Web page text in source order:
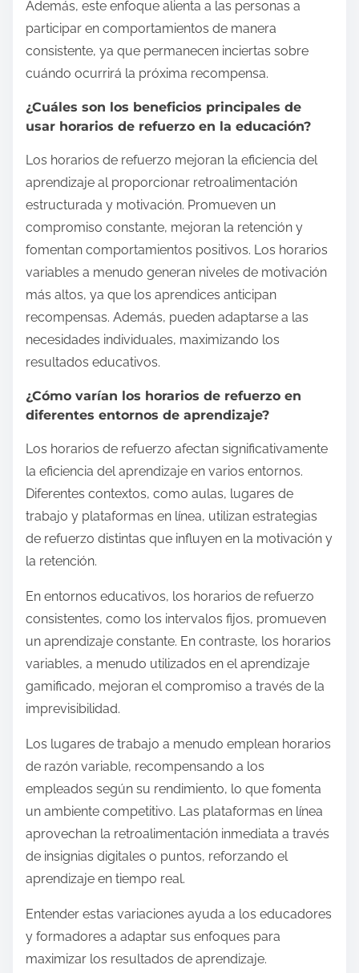
Además, este enfoque alienta a las personas a
participar en comportamientos de manera
consistente, ya que permanecen inciertas sobre
cuándo ocurrirá la próxima recompensa.
¿Cuáles son los beneficios principales de
usar horarios de refuerzo en la educación?
Los horarios de refuerzo mejoran la eficiencia del
aprendizaje al proporcionar retroalimentación
estructurada y motivación. Promueven un
compromiso constante, mejoran la retención y
fomentan comportamientos positivos. Los horarios
variables a menudo generan niveles de motivación
más altos, ya que los aprendices anticipan
recompensas. Además, pueden adaptarse a las
necesidades individuales, maximizando los
resultados educativos.
¿Cómo varían los horarios de refuerzo en
diferentes entornos de aprendizaje?
Los horarios de refuerzo afectan significativamente
la eficiencia del aprendizaje en varios entornos.
Diferentes contextos, como aulas, lugares de
trabajo y plataformas en línea, utilizan estrategias
de refuerzo distintas que influyen en la motivación y
la retención.
En entornos educativos, los horarios de refuerzo
consistentes, como los intervalos fijos, promueven
un aprendizaje constante. En contraste, los horarios
variables, a menudo utilizados en el aprendizaje
gamificado, mejoran el compromiso a través de la
imprevisibilidad.
Los lugares de trabajo a menudo emplean horarios
de razón variable, recompensando a los
empleados según su rendimiento, lo que fomenta
un ambiente competitivo. Las plataformas en línea
aprovechan la retroalimentación inmediata a través
de insignias digitales o puntos, reforzando el
aprendizaje en tiempo real.
Entender estas variaciones ayuda a los educadores
y formadores a adaptar sus enfoques para
maximizar los resultados de aprendizaje.